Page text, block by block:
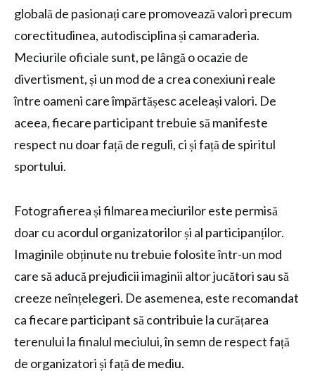
globală de pasionați care promovează valori precum
corectitudinea, autodisciplina și camaraderia.
Meciurile oficiale sunt, pe lângă o ocazie de
divertisment, și un mod de a crea conexiuni reale
între oameni care împărtășesc aceleași valori. De
aceea, fiecare participant trebuie să manifeste
respect nu doar față de reguli, ci și față de spiritul
sportului.
Fotografierea și filmarea meciurilor este permisă
doar cu acordul organizatorilor și al participanților.
Imaginile obținute nu trebuie folosite într-un mod
care să aducă prejudicii imaginii altor jucători sau să
creeze neînțelegeri. De asemenea, este recomandat
ca fiecare participant să contribuie la curățarea
terenului la finalul meciului, în semn de respect față
de organizatori și față de mediu.